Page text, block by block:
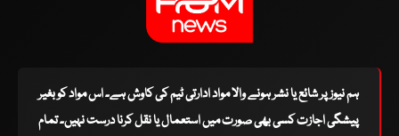
ہم نیوز پر شائع یا نشر ہونے والا مواد ادارتی ٹیم کی کاوش ہے۔ اس مواد کو بغیر
پیشگی اجازت کسی بھی صورت میں استعمال یا نقل کرنا درست نہیں۔ تمام